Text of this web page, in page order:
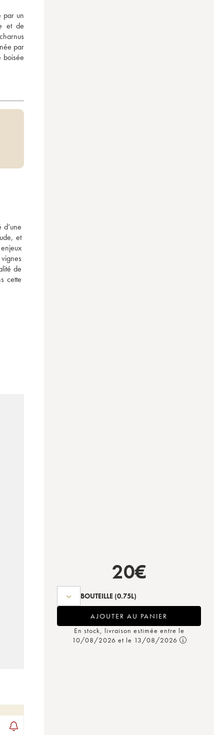
par un
et de
par
boisée
et
de
cette
20€
BOUTEILLE (0.75L)
AJOUTER AU PANIER
En stock, livraison estimée entre le
10/08/2026 et le 13/08/2026